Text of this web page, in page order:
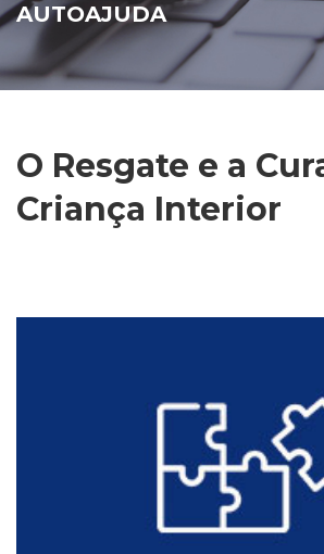
AUTOAJUDA
O Resgate e a
Criança Interior